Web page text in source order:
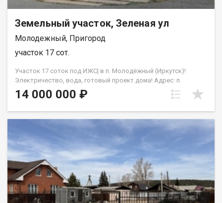
Земельный участок, Зеленая ул
Молодежный, Пригород
участок 17 сот.
Участок 17 соток под ИЖС| в п. Молодёжный (Иркутск)!
Электричество, вода, готовый проект дома! Адрес: п.
Молодёжный, ул. Зелёная, уч. 69 (Байкальский тракт) До
Иркутска 10 15 минут на авто КЛЮЧЕВЫЕ ПРЕИМУЩЕСТВА:
Электричество есть Готовый проект дома ИДЕАЛЬНОЕ
РАСПОЛОЖЕНИЕ: 5 минут пешком до живописного залива
Рядом: школы, детские сады, ИГАУ, поликлиника, сквер, ДК
Молодёжный В шаговой доступности: кафе, рестораны, ПВЗ,
продуктовые и хозмагазины Чистый воздух и природа в
сочетании с городской инфраструктурой! ДЕТАЛИ УЧАСТКА:
Площадь: 17 соток Категория: Земли населённых пунктов
Разрешённое использование: ИЖС Выполнены все изыскания
Поможем в одобрении ипотеки на выгодных условиях. Есть
14 000 000 ₽